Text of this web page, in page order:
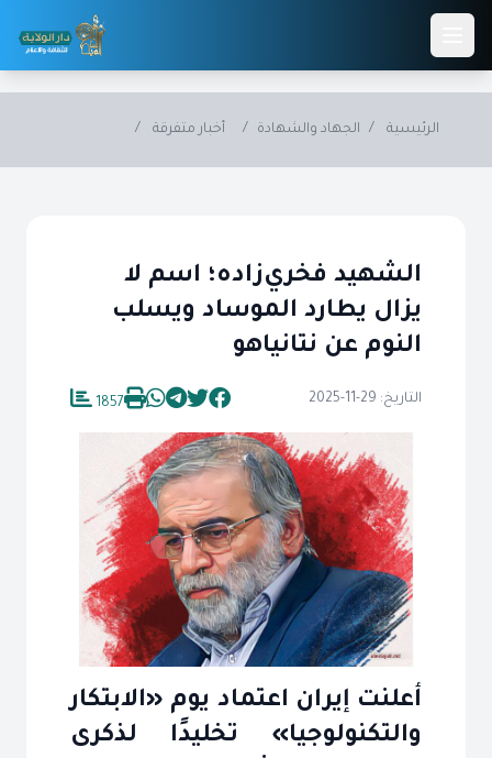
Skip to main content
الرئيسية / الجهاد والشهادة / أخبار متفرقة /
الشهيد فخري‌زاده؛ اسم لا
يزال يطارد الموساد ويسلب
النوم عن نتانياهو
التاريخ: 29-11-2025 1857
أعلنت إيران اعتماد يوم «الابتكار
والتكنولوجيا» تخليدًا لذكرى